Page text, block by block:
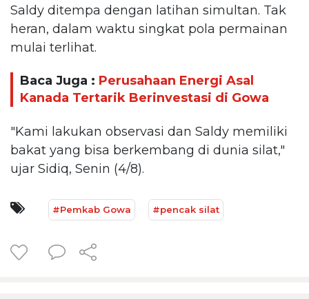
Saldy ditempa dengan latihan simultan. Tak
heran, dalam waktu singkat pola permainan
mulai terlihat.
Baca Juga : Perusahaan Energi Asal
Kanada Tertarik Berinvestasi di Gowa
"Kami lakukan observasi dan Saldy memiliki
bakat yang bisa berkembang di dunia silat,"
ujar Sidiq, Senin (4/8).
#Pemkab Gowa #pencak silat